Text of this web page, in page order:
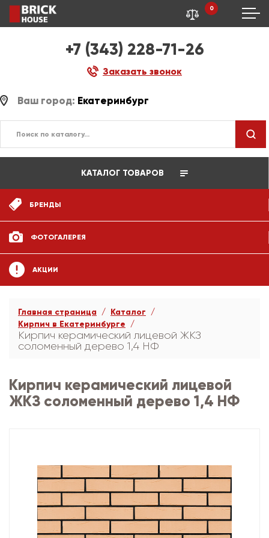
+7 (343) 228-71-26
Заказать звонок
0
Ваш город: Екатеринбург
КАТАЛОГ ТОВАРОВ
БРЕНДЫ
ФОТОГАЛЕРЕЯ
АКЦИИ
Главная страница
Каталог
Кирпич в Екатеринбурге
Кирпич керамический лицевой ЖКЗ
соломенный дерево 1,4 НФ
Кирпич керамический лицевой
ЖКЗ соломенный дерево 1,4 НФ